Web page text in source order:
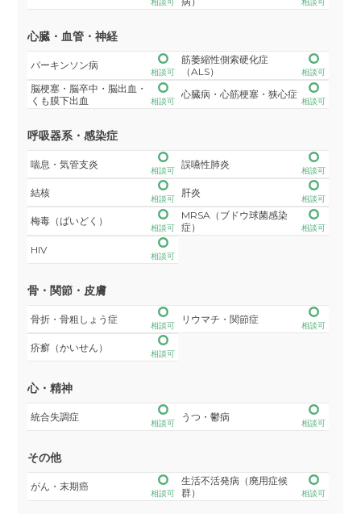
心臓・血管・神経
パーキンソン病
相談可
筋萎縮性側索硬化症
（ALS）
相談可
脳梗塞・脳卒中・脳出血・
くも膜下出血
相談可
心臓病・心筋梗塞・狭心症
相談可
呼吸器系・感染症
喘息・気管支炎
相談可
誤嚥性肺炎
相談可
結核
相談可
肝炎
相談可
梅毒（ばいどく）
相談可
MRSA（ブドウ球菌感染
症）
相談可
HIV
相談可
骨・関節・皮膚
骨折・骨粗しょう症
相談可
リウマチ・関節症
相談可
疥癬（かいせん）
相談可
心・精神
統合失調症
相談可
うつ・鬱病
相談可
その他
がん・末期癌
相談可
生活不活発病（廃用症候
群）
相談可